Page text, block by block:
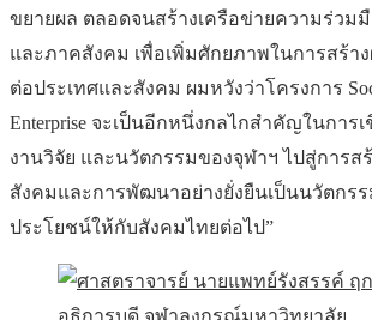
ขยายผล ตลอดจนสร้างเครือข่ายความร่วม
และภาคสังคม เพื่อเพิ่มศักยภาพในการสร้า
ต่อประเทศและสังคม ผมหวังว่าโครงการ
Enterprise จะเป็นอีกหนึ่งกลไกสำคัญในการ
งานวิจัย และนวัตกรรมของจุฬาฯ ไปสู่การ
สังคมและการพัฒนาอย่างยั่งยืนเป็นนวัตกรร
ประโยชน์ให้กับสังคมไทยต่อไป”